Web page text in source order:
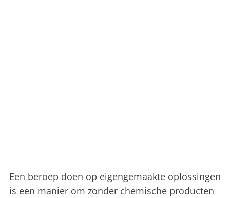
Een beroep doen op eigengemaakte oplossingen
is een manier om zonder chemische producten